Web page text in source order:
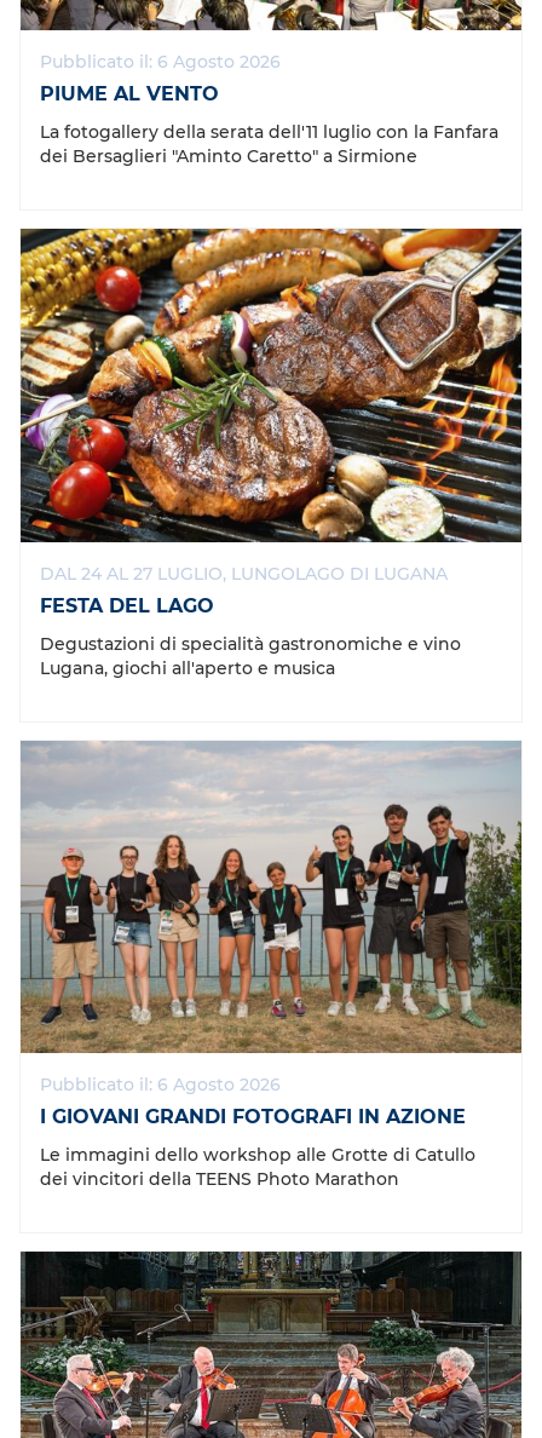
Pubblicato il: 6 Agosto 2026
PIUME AL VENTO
La fotogallery della serata dell'11 luglio con la Fanfara
dei Bersaglieri "Aminto Caretto" a Sirmione
DAL 24 AL 27 LUGLIO, LUNGOLAGO DI LUGANA
FESTA DEL LAGO
Degustazioni di specialità gastronomiche e vino
Lugana, giochi all'aperto e musica
Pubblicato il: 6 Agosto 2026
I GIOVANI GRANDI FOTOGRAFI IN AZIONE
Le immagini dello workshop alle Grotte di Catullo
dei vincitori della TEENS Photo Marathon